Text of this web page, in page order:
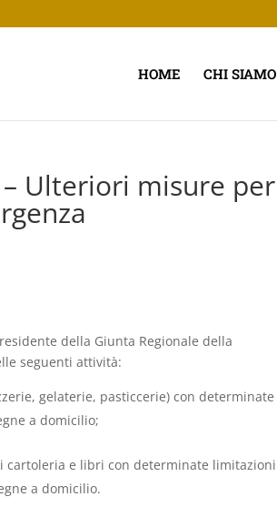
HOME CHI SIAMO
Ulteriori misure per
della Giunta Regionale della
seguenti attività:
gelaterie, pasticcerie) con determinate
a domicilio;
e libri con determinate limitazioni
a domicilio.